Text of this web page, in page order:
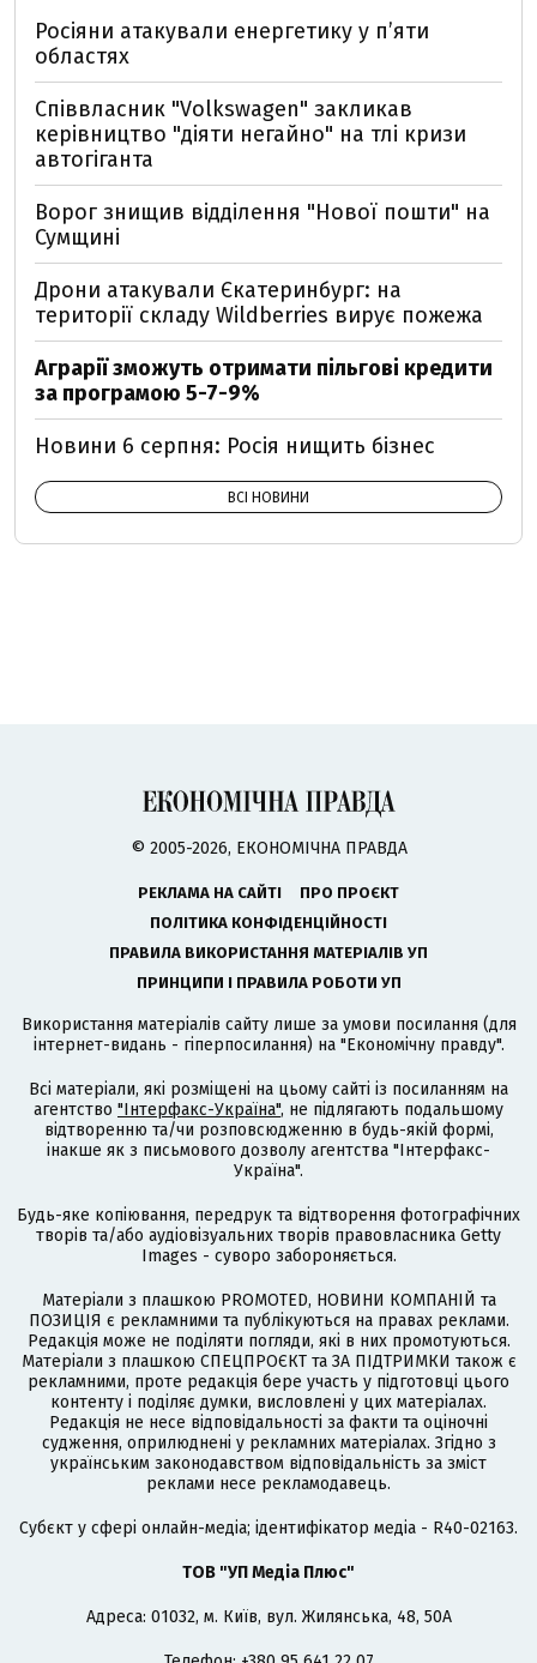
Росіяни атакували енергетику у пʼяти
областях
Співвласник "Volkswagen" закликав
керівництво "діяти негайно" на тлі кризи
автогіганта
Ворог знищив відділення "Нової пошти" на
Сумщині
Дрони атакували Єкатеринбург: на
території складу Wildberries вирує пожежа
Аграрії зможуть отримати пільгові кредити
за програмою 5-7-9%
Новини 6 серпня: Росія нищить бізнес
ВСІ НОВИНИ
© 2005-2026, ЕКОНОМІЧНА ПРАВДА
РЕКЛАМА НА САЙТІ
ПРО ПРОЄКТ
ПОЛІТИКА КОНФІДЕНЦІЙНОСТІ
ПРАВИЛА ВИКОРИСТАННЯ МАТЕРІАЛІВ УП
ПРИНЦИПИ І ПРАВИЛА РОБОТИ УП
Використання матеріалів сайту лише за умови посилання (для
інтернет-видань - гіперпосилання) на "Економічну правду".
Всі матеріали, які розміщені на цьому сайті із посиланням на
агентство "Інтерфакс-Україна", не підлягають подальшому
відтворенню та/чи розповсюдженню в будь-якій формі,
інакше як з письмового дозволу агентства "Інтерфакс-
Україна".
Будь-яке копіювання, передрук та відтворення фотографічних
творів та/або аудіовізуальних творів правовласника Getty
Images - суворо забороняється.
Матеріали з плашкою PROMOTED, НОВИНИ КОМПАНІЙ та
ПОЗИЦІЯ є рекламними та публікуються на правах реклами.
Редакція може не поділяти погляди, які в них промотуються.
Матеріали з плашкою СПЕЦПРОЄКТ та ЗА ПІДТРИМКИ також є
рекламними, проте редакція бере участь у підготовці цього
контенту і поділяє думки, висловлені у цих матеріалах.
Редакція не несе відповідальності за факти та оціночні
судження, оприлюднені у рекламних матеріалах. Згідно з
українським законодавством відповідальність за зміст
реклами несе рекламодавець.
Cубєкт у сфері онлайн-медіа; ідентифікатор медіа - R40-02163.
ТОВ "УП Медіа Плюс"
Адреса: 01032, м. Київ, вул. Жилянська, 48, 50А